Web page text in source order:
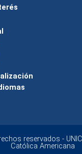
reservados -
Católica Americana